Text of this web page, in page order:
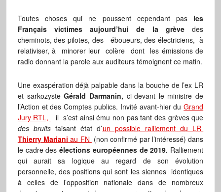
Toutes choses qui ne poussent cependant pas les
Français victimes aujourd’hui de la grèvedes
cheminots, des pilotes, des éboueurs, des électriciens, à
relativiser, à minorer leur colère dont les émissions de
radio donnant la parole aux auditeurs témoignent ce matin.
Une exaspération déjà palpable dans la bouche de l’ex LR
et sarkozysteGérald Darmanin, ci-devant le ministre de
l’Action et des Comptes publics. Invité avant-hier duGrand
Jury RTL,
il s’est ainsi ému non pas tant des grèves que
des bruits faisant état d’un possible ralliement du LR
Thierry Mariani au FN (non confirmé par l’intéressé) dans
le cadre desélections européennes de 2019. Ralliement
qui aurait sa logique au regard de son évolution
personnelle, des positions qui sont les siennes identiques
à celles de l’opposition nationale dans de nombreux